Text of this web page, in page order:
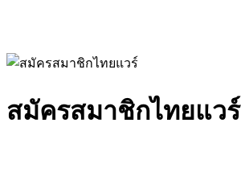
สมัครสมาชิกไทยแวร์